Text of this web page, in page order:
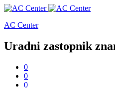
AC Center
Uradni zastopnik
0
0
0